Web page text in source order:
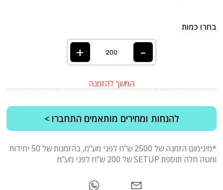
בחרו כמות
-
+
המשך להזמנה
להנחות ומחירים מותאמים התחברו >
*מינימום הזמנה של 2500 ש"ח לפני מע"מ, בהזמנות של 50 יחידות
ומטה חלה תוספת SETUP של 200 ש"ח לפני מע"מ